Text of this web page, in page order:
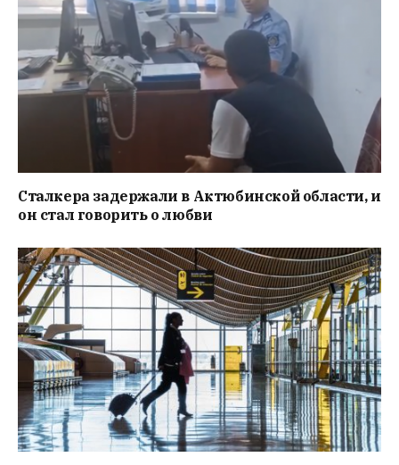
Сталкера задержали в Актюбинской области, и
он стал говорить о любви